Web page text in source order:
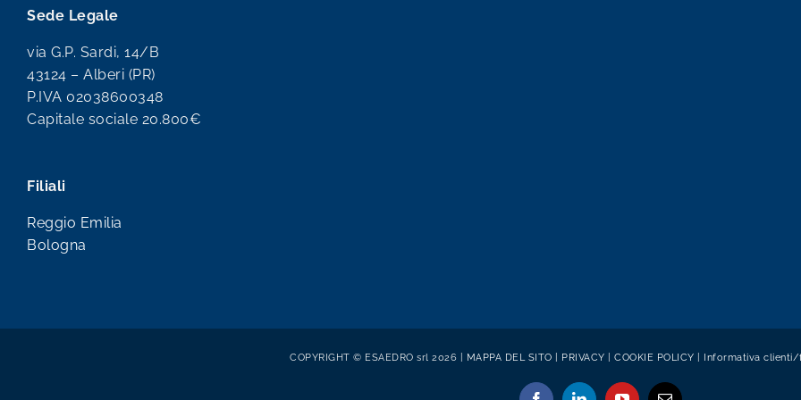
Sede Legale
via G.P. Sardi, 14/B
43124 – Alberi (PR)
P.IVA 02038600348
Capitale sociale 20.800€
Filiali
Reggio Emilia
Bologna
COPYRIGHT © ESAEDRO srl 2026 | MAPPA DEL SITO PRIVACY COOKIE POLICY Informativa